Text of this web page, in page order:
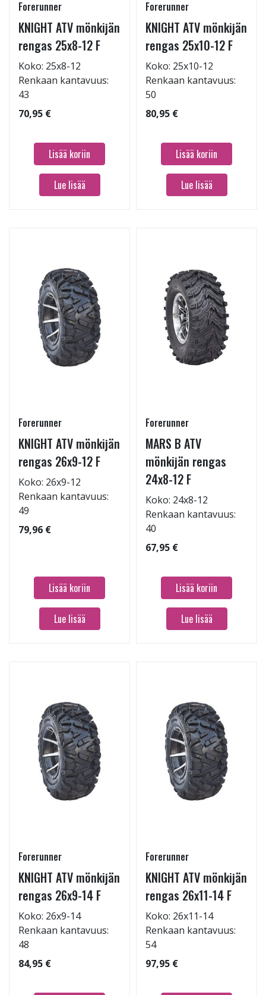
Forerunner
KNIGHT ATV mönkijän
rengas 25x8-12 F
Koko: 25x8-12
Renkaan kantavuus:
43
70,95 €
Lisää koriin
Lue lisää
Forerunner
KNIGHT ATV mönkijän
rengas 25x10-12 F
Koko: 25x10-12
Renkaan kantavuus:
50
80,95 €
Lisää koriin
Lue lisää
Forerunner
KNIGHT ATV mönkijän
rengas 26x9-12 F
Koko: 26x9-12
Renkaan kantavuus:
49
79,96 €
Lisää koriin
Lue lisää
Forerunner
MARS B ATV
mönkijän rengas
24x8-12 F
Koko: 24x8-12
Renkaan kantavuus:
40
67,95 €
Lisää koriin
Lue lisää
Forerunner
KNIGHT ATV mönkijän
rengas 26x9-14 F
Koko: 26x9-14
Renkaan kantavuus:
48
84,95 €
Forerunner
KNIGHT ATV mönkijän
rengas 26x11-14 F
Koko: 26x11-14
Renkaan kantavuus:
54
97,95 €